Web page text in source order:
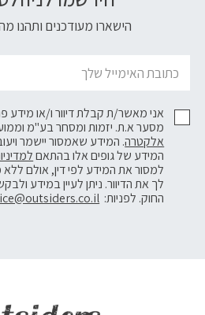
הישארו מעודכנים ותהנו
אני מאשר/ת קבלת דיוור ו/או מידע
מסער א.ת. יזמות ומסחר בע"מ
אלקטרה. המידע שאמסור יישמר
המידע של גופים אלו בהתאם
למסור את המידע לפי דין, אולם
לך את הדיוור. ניתן לעיין במידע
החוק. לפניות: